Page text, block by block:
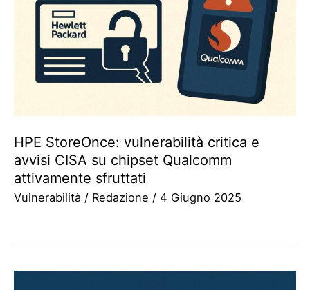
HPE StoreOnce: vulnerabilità critica e
avvisi CISA su chipset Qualcomm
attivamente sfruttati
Vulnerabilità / Redazione / 4 Giugno 2025